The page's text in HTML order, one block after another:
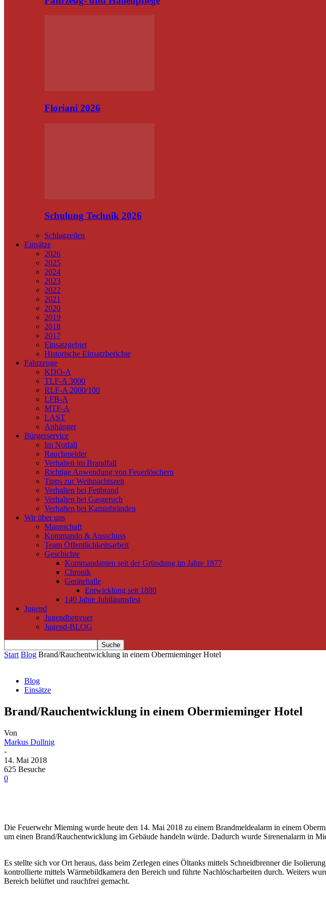
Floriani 2026
Schulung Technik 2026
Schlagzeilen
Einsätze
2026
2025
2024
2023
2022
2021
2020
2019
2018
2017
Einsatzgebiet
Historische Einsatzberichte
Fahrzeuge
KDO-A
TLF-A 3000
RLF-A 2000/100
LFB-A
MTF-A
LAST
Anhänger
Bürgerservice
Im Notfall
Rauchmelder
Verhalten im Brandfall
Richtige Anwendung von Feuerlöschern
Tipps zur Weihnachtszeit
Verhalten bei Fettbrand
Verhalten bei Gasgeruch
Verhalten bei Kaminbränden
Wir über uns
Mannschaft
Kommando & Ausschuss
Team Öffentlichkeitsarbeit
Geschichte
Kommandanten seit der Gründung im Jahre 1877
Chronik
Gerätehalle
Entwicklung seit 1880
140 Jahre Jubiläumsfest
Jugend
Jugendbetreuer
Jugend-BLOG
Start Blog Brand/Rauchentwicklung in einem Obermieminger Hotel
Blog
Einsätze
Brand/Rauchentwicklung in einem Obermieminger Hotel
Von
Markus Dullnig
-
14. Mai 2018
625 Besuche
0
Die Feuerwehr Mieming wurde heute den 14. Mai 2018 zu einem Brandmeldealarm in einem
um einen Brand/Rauchentwicklung im Gebäude handeln würde. Dadurch wurde Sirenenalarm in
Es stellte sich vor Ort heraus, dass beim Zerlegen eines Öltanks mittels Schneidbrenner die
kontrollierte mittels Wärmebildkamera den Bereich und führte Nachlöscharbeiten durch. Weiters
Bereich belüftet und rauchfrei gemacht.